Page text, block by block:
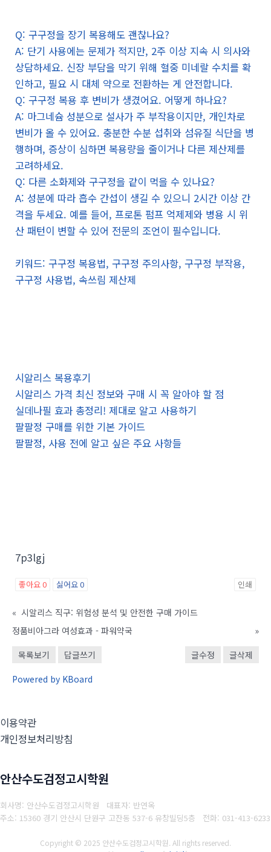
Q: 구구정을 장기 복용해도 괜찮나요?
A: 단기 사용에는 문제가 적지만, 2주 이상 지속 시 의사와
상담하세요. 신장 부담을 막기 위해 혈중 미네랄 수치를 확
인하고, 필요 시 대체 약으로 전환하는 게 안전합니다.
Q: 구구정 복용 후 변비가 생겼어요. 어떻게 하나요?
A: 마그네슘 성분으로 설사가 주 부작용이지만, 개인차로
변비가 올 수 있어요. 충분한 수분 섭취와 섬유질 식단을 병
행하며, 증상이 심하면 복용량을 줄이거나 다른 제산제를
고려하세요.
Q: 다른 소화제와 구구정을 같이 먹을 수 있나요?
A: 성분에 따라 흡수 간섭이 생길 수 있으니 2시간 이상 간
격을 두세요. 예를 들어, 프로톤 펌프 억제제와 병용 시 위
산 패턴이 변할 수 있어 전문의 조언이 필수입니다.
키워드: 구구정 복용법, 구구정 주의사항, 구구정 부작용,
구구정 사용법, 속쓰림 제산제
시알리스 복용후기
시알리스 가격 최신 정보와 구매 시 꼭 알아야 할 점
실데나필 효과 총정리! 제대로 알고 사용하기
팔팔정 구매를 위한 기본 가이드
팔팔정, 사용 전에 알고 싶은 주요 사항들
7p3lgj
좋아요0 싫어요0 인쇄
« 시알리스 직구: 위험성 분석 및 안전한 구매 가이드
정품비아그라 여성효과 - 파워약국
»
목록보기 답글쓰기 글수정
글삭제
Powered by KBoard
이용약관
개인정보처리방침
안산수도검정고시학원
회사명: 안산수도검정고시학원 대표자: 반연옥
주소: 15360 경기 안산시 단원구 고잔동 537-6 유창빌딩5층 전화: 031-413-6233
Copyright © 2025 안산수도검정고시학원. All rights reserved.